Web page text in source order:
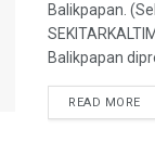
Balikpapan.
Balikpapan
READ MORE